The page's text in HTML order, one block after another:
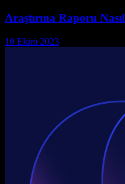
Araştırma Raporu Nasıl
10 Ekim 2023